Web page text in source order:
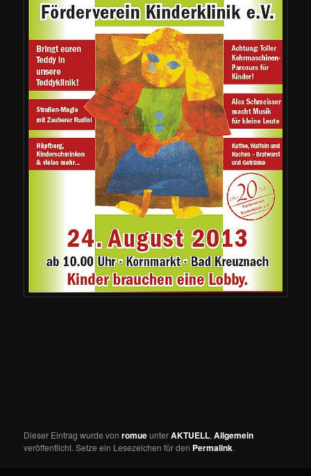
Dieser Eintrag wurde vonromueunterAKTUELL,Allgemein
veröffentlicht. Setze ein Lesezeichen für den Permalink.